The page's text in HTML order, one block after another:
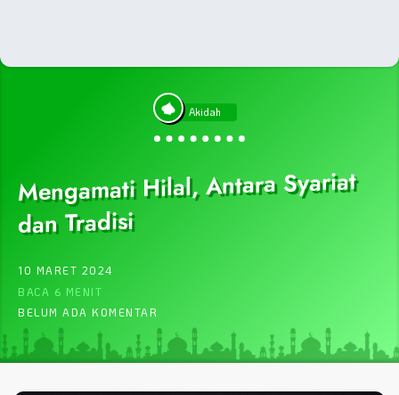
Akidah
Mengamati Hilal, Antara Syariat
dan Tradisi
10 MARET 2024
BACA 6 MENIT
BELUM ADA KOMENTAR